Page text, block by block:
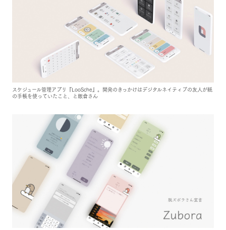
スケジュール管理アプリ『LooSche』。開発のきっかけはデジタルネイティブの友人が紙
の手帳を使っていたこと、と飯倉さん